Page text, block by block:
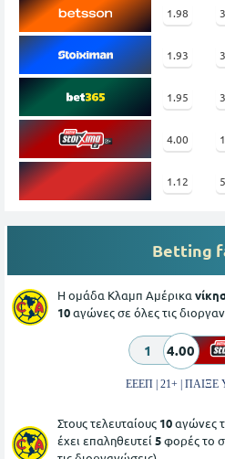
1.98
1.93
1.95
4.00
1.12
Betting
Η ομάδα Κλαμπ Αμέρικα
10αγώνες σε όλες τις
1 4.00
ΕΕΕΠ | 21+ |
Στους τελευταίους 10αγώνες
έχει επαληθευτεί 5φορές το